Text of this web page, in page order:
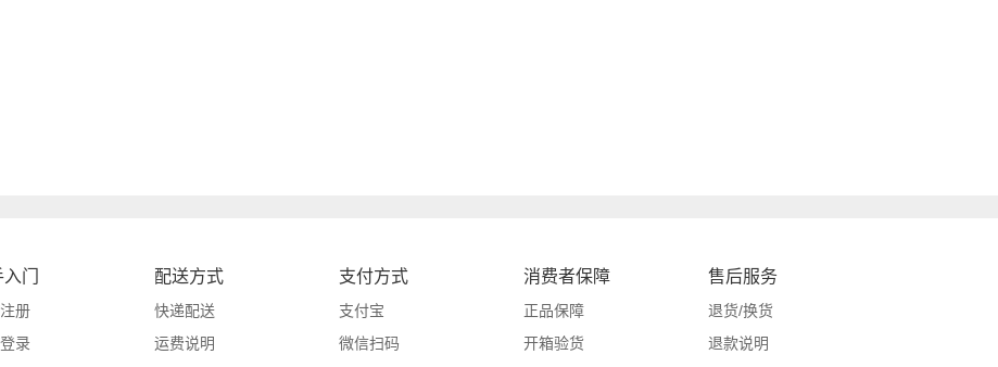
门
册
录
配送方式
快递配送
运费说明
支付方式
支付宝
微信扫码
消费者保障
正品保障
开箱验货
售后服务
退货/换货
退款说明